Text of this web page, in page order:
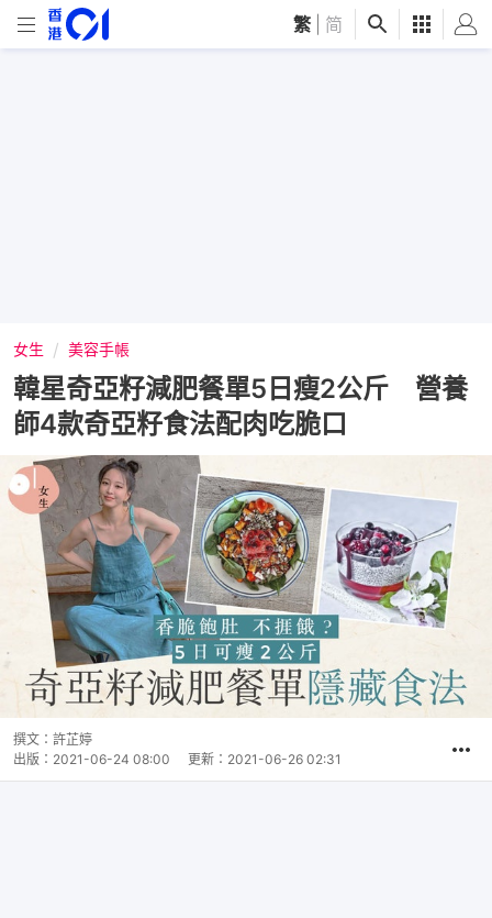
繁 简
女生 美容手帳
韓星奇亞籽減肥餐單5日瘦2公斤 營養
師4款奇亞籽食法配肉吃脆口
撰文： 許芷婷
出版： 2021-06-24 08:00 更新： 2021-06-26 02:31